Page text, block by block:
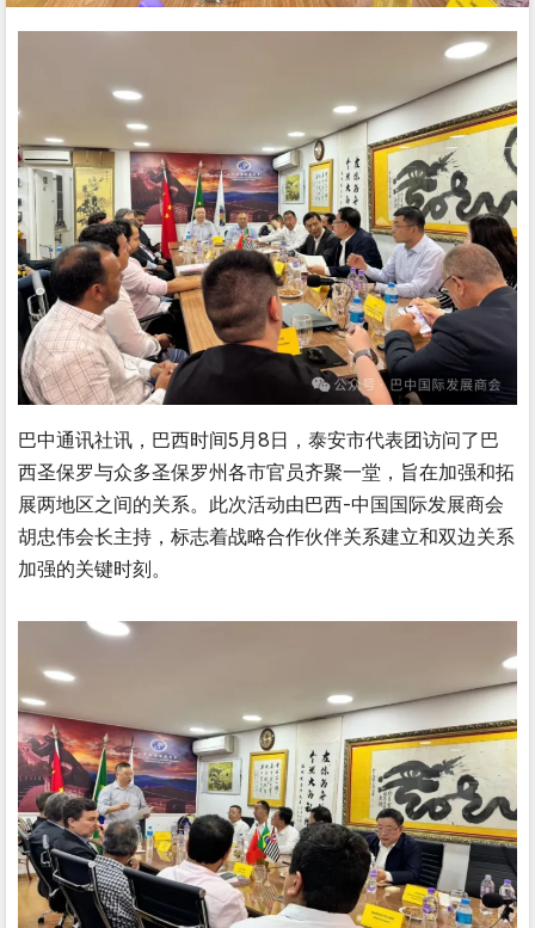
巴中通讯社讯，巴西时间5月8日，泰安市代表团访问了巴
西圣保罗与众多圣保罗州各市官员齐聚一堂，旨在加强和拓
展两地区之间的关系。此次活动由巴西-中国国际发展商会
胡忠伟会长主持，标志着战略合作伙伴关系建立和双边关系
加强的关键时刻。